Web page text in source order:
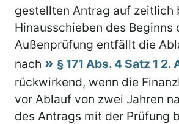
gestellten Antrag auf zeitlich
Hinausschieben des Beginns
Außenprüfung entfällt die
nach
§ 171 Abs. 4 Satz 1 2.
rückwirkend, wenn die
vor Ablauf von zwei Jahren
des Antrags mit der Prüfung